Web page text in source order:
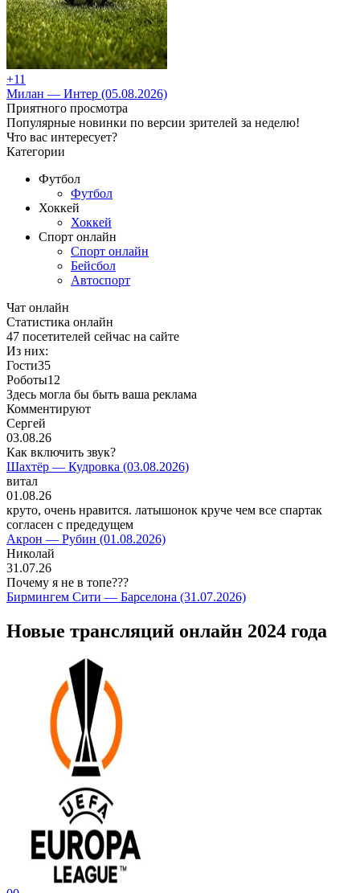
+11
Милан — Интер (05.08.2026)
Приятного просмотра
Популярные новинки по версии зрителей за неделю!
Что вас интересует?
Категории
Футбол
Футбол
Хоккей
Хоккей
Спорт онлайн
Спорт онлайн
Бейсбол
Автоспорт
Чат онлайн
Cтатистика онлайн
47 посетителей сейчас на сайте
Из них:
Гости35
Роботы12
Здесь могла бы быть ваша реклама
Комментируют
Сергей
03.08.26
Как включить звук?
Шахтёр — Кудровка (03.08.2026)
витал
01.08.26
круто, очень нравится. латышонок круче чем все спартак
согласен с предедущем
Акрон — Рубин (01.08.2026)
Николай
31.07.26
Почему я не в топе???
Бирмингем Сити — Барселона (31.07.2026)
Новые трансляций онлайн 2024 года